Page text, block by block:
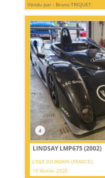
Vendu par : Bruno TRIQUET
4
LINDSAY LMP675 (2002)
L'ISLE JOURDAIN (FRANCE)
19 février 2026